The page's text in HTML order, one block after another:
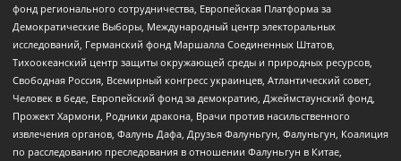
фонд регионального сотрудничества, Европейская Платформа за
Демократические Выборы, Международный центр электоральных
исследований, Германский фонд Маршалла Соединенных Штатов,
Тихоокеанский центр защиты окружающей среды и природных ресурсов,
Свободная Россия, Всемирный конгресс украинцев, Атлантический совет,
Человек в беде, Европейский фонд за демократию, Джеймстаунский фонд,
Прожект Хармони, Родники дракона, Врачи против насильственного
извлечения органов, Фалунь Дафа, Друзья Фалуньгун, Фалуньгун, Коалиция
по расследованию преследования в отношении Фалуньгун в Китае,